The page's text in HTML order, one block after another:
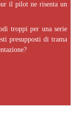
il pilot ne risenta un
troppi per una serie
presupposti di trama